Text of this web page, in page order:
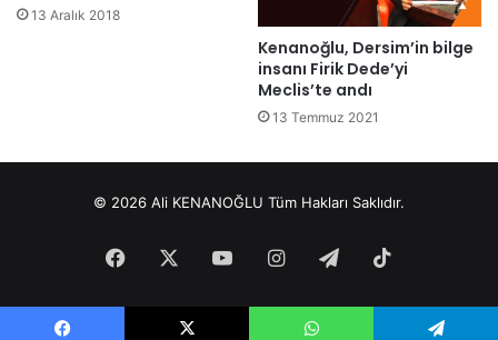
13 Aralık 2018
Kenanoğlu, Dersim’in bilge
insanı Firik Dede’yi
Meclis’te andı
13 Temmuz 2021
© 2026 Ali KENANOĞLU Tüm Hakları Saklıdır.
Facebook YouTubeInstagram
Telegram